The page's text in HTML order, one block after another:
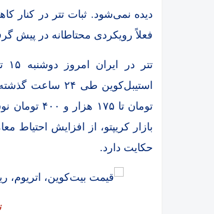
دیده نمی‌شود. ثبات تتر در کنار
فعلاً رویکردی محتاطانه در پیش
تومان تا
بازار کریپتو، از افزایش احتیاط
حکایت دارد.